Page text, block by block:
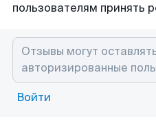
пользователям принять
Войти